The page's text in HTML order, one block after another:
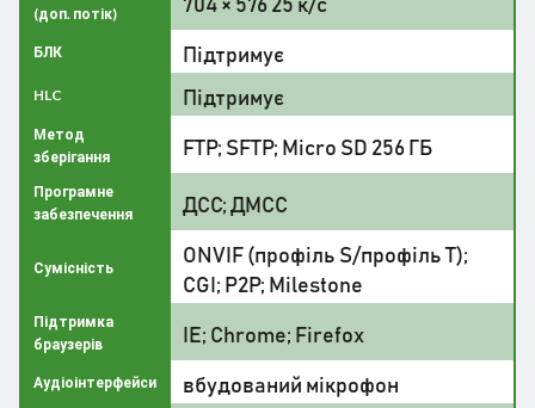
(доп. потік)
БЛК Підтримує
HLC Підтримує
Метод
зберігання
FTP; SFTP; Micro SD 256 ГБ
Програмне
забезпечення
ДСС; ДМСС
Сумісність
ONVIF (профіль S/профіль T);
CGI; P2P; Milestone
Підтримка
браузерів
IE; Chrome; Firefox
Аудіоінтерфейси вбудований мікрофон